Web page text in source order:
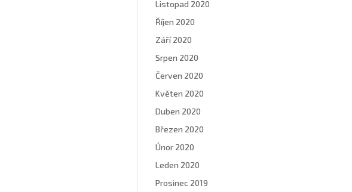
Listopad 2020
Říjen 2020
Září 2020
Srpen 2020
Červen 2020
Květen 2020
Duben 2020
Březen 2020
Únor 2020
Leden 2020
Prosinec 2019